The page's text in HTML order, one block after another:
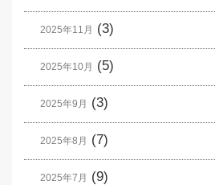
2025年11月 (3)
2025年10月 (5)
2025年9月 (3)
2025年8月 (7)
2025年7月 (9)